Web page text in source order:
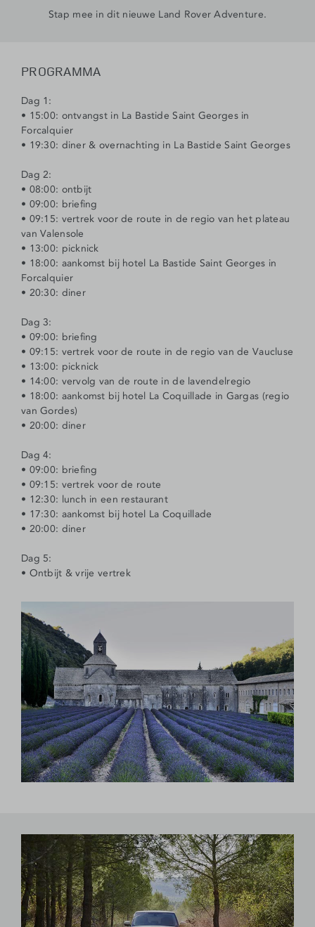
Stap mee in dit nieuwe Land Rover Adventure.
PROGRAMMA
Dag 1:
• 15:00: ontvangst in La Bastide Saint Georges in
Forcalquier
• 19:30: diner & overnachting in La Bastide Saint Georges
Dag 2:
• 08:00: ontbijt
• 09:00: briefing
• 09:15: vertrek voor de route in de regio van het plateau
van Valensole
• 13:00: picknick
• 18:00: aankomst bij hotel La Bastide Saint Georges in
Forcalquier
• 20:30: diner
Dag 3:
• 09:00: briefing
• 09:15: vertrek voor de route in de regio van de Vaucluse
• 13:00: picknick
• 14:00: vervolg van de route in de lavendelregio
• 18:00: aankomst bij hotel La Coquillade in Gargas (regio
van Gordes)
• 20:00: diner
Dag 4:
• 09:00: briefing
• 09:15: vertrek voor de route
• 12:30: lunch in een restaurant
• 17:30: aankomst bij hotel La Coquillade
• 20:00: diner
Dag 5:
• Ontbijt & vrije vertrek